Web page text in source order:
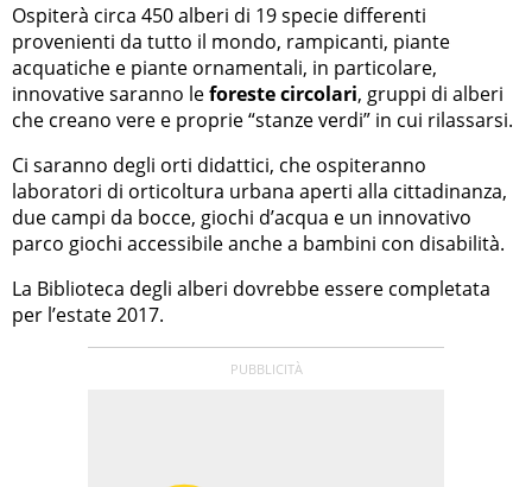
Ospiterà circa 450 alberi di 19 specie differenti
provenienti da tutto il mondo, rampicanti, piante
acquatiche e piante ornamentali, in particolare,
innovative saranno leforeste circolari, gruppi di alberi
che creano vere e proprie “stanze verdi” in cui rilassarsi.
Ci saranno degli orti didattici, che ospiteranno
laboratori di orticoltura urbana aperti alla cittadinanza,
due campi da bocce, giochi d’acqua e un innovativo
parco giochi accessibile anche a bambini con disabilità.
La Biblioteca degli alberi dovrebbe essere completata
per l’estate 2017.